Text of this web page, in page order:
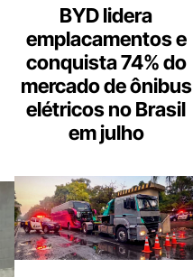
BYD lidera
emplacamentos e
conquista 74% do
mercado de ônibus
elétricos no Brasil
em julho